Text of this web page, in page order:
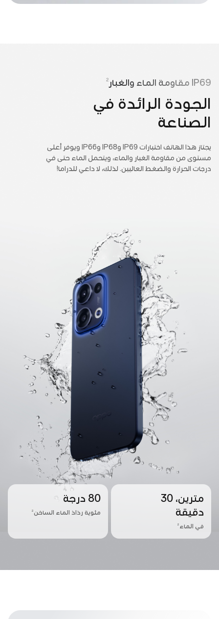
IP69 مقاومة الماء والغبار 2
الجودة الرائدة في
الصناعة
يجتاز هذا الهاتف اختبارات IP69 وIP68 وIP66 ويوفر أعلى
مستوى من مقاومة الغبار والماء، ويتحمل الماء حتى في
درجات الحرارة والضغط العاليين. لذلك، لا داعي للدراما!
80 درجة
مئوية رذاذ الماء الساخن 2
مترين، 30
دقيقة
في الماء 2